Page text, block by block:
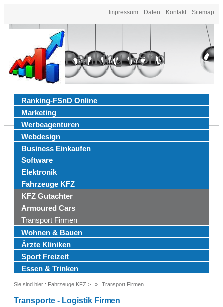
Impressum Daten Kontakt Sitemap
Ranking FSnd
Ranking-FSnD Online
Marketing
Werbeagenturen
Webdesign
Business Einkaufen
Software
Elektronik
Fahrzeuge KFZ
KFZ Gutachter
Armoured Cars
Transport Firmen
Wohnen & Bauen
Ärzte Kliniken
Sport Freizeit
Essen & Trinken
Sie sind hier : Fahrzeuge KFZ > Transport Firmen
Transporte - Logistik Firmen